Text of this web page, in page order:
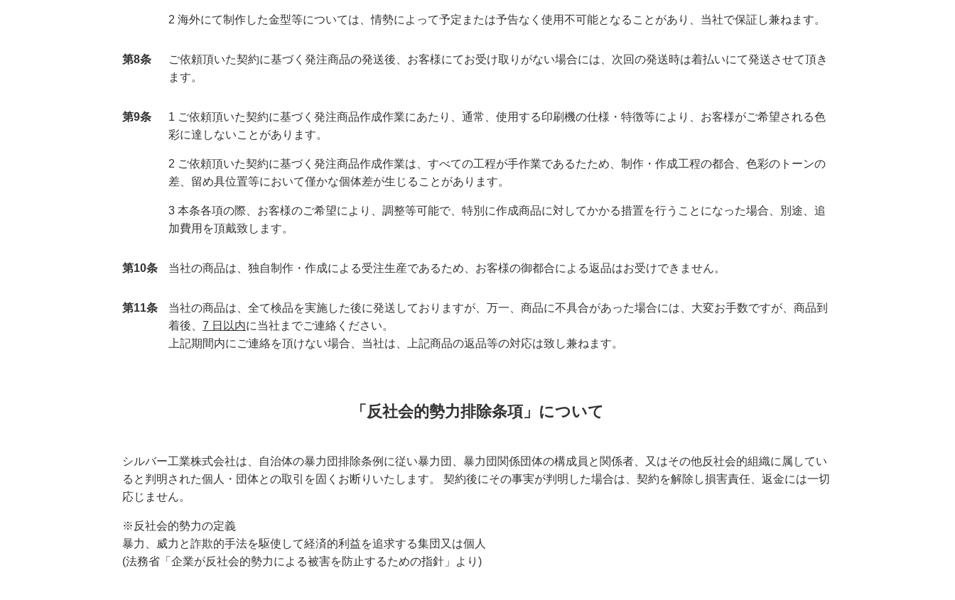
2 海外にて制作した金型等については、情勢によって予定または予告なく使用不可能となることがあり、当社で保証し兼ねます。
第8条 ご依頼頂いた契約に基づく発注商品の発送後、お客様にてお受け取りがない場合には、次回の発送時は着払いにて発送させて頂き
ます。
第9条
1 ご依頼頂いた契約に基づく発注商品作成作業にあたり、通常、使用する印刷機の仕様・特徴等により、お客様がご希望される色
彩に達しないことがあります。
2 ご依頼頂いた契約に基づく発注商品作成作業は、すべての工程が手作業であるたため、制作・作成工程の都合、色彩のトーンの
差、留め具位置等において僅かな個体差が生じることがあります。
3 本条各項の際、お客様のご希望により、調整等可能で、特別に作成商品に対してかかる措置を行うことになった場合、別途、追
加費用を頂戴致します。
第10条 当社の商品は、独自制作・作成による受注生産であるため、お客様の御都合による返品はお受けできません。
第11条
当社の商品は、全て検品を実施した後に発送しておりますが、万一、商品に不具合があった場合には、大変お手数ですが、商品到
着後、 7 日以内に当社までご連絡ください。
上記期間内にご連絡を頂けない場合、当社は、上記商品の返品等の対応は致し兼ねます。
「反社会的勢力排除条項」について
シルバー工業株式会社は、自治体の暴力団排除条例に従い暴力団、暴力団関係団体の構成員と関係者、又はその他反社会的組織に属してい
ると判明された個人・団体との取引を固くお断りいたします。 契約後にその事実が判明した場合は、契約を解除し損害責任、返金には一切
応じません。
※反社会的勢力の定義
暴力、威力と詐欺的手法を駆使して経済的利益を追求する集団又は個人
(法務省「企業が反社会的勢力による被害を防止するための指針」より)